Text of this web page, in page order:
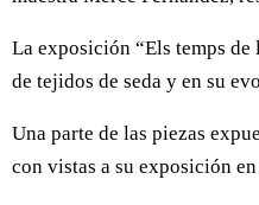
La exposición “Els temps
de tejidos de seda y en su
Una parte de las piezas
con vistas a su exposición